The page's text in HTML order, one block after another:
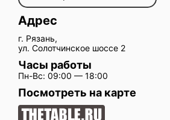
Адрес
г. Рязань,
ул. Солотчинское шоссе 2
Часы работы
Пн-Вс: 09:00 — 18:00
Посмотреть на карте